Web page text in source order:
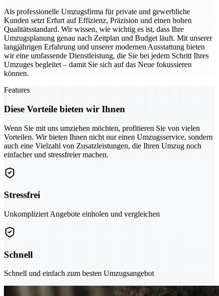
Als professionelle Umzugsfirma für private und gewerbliche
Kunden setzt Erfurt auf Effizienz, Präzision und einen hohen
Qualitätsstandard. Wir wissen, wie wichtig es ist, dass Ihre
Umzugsplanung genau nach Zeitplan und Budget läuft. Mit unserer
langjährigen Erfahrung und unserer modernen Ausstattung bieten
wir eine umfassende Dienstleistung, die Sie bei jedem Schritt Ihres
Umzuges begleitet – damit Sie sich auf das Neue fokussieren
können.
Features
Diese Vorteile bieten wir Ihnen
Wenn Sie mit uns umziehen möchten, profitieren Sie von vielen
Vorteilen. Wir bieten Ihnen nicht nur einen Umzugsservice, sondern
auch eine Vielzahl von Zusatzleistungen, die Ihren Umzug noch
einfacher und stressfreier machen.
Stressfrei
Unkompliziert Angebote einholen und vergleichen
Schnell
Schnell und einfach zum besten Umzugsangebot